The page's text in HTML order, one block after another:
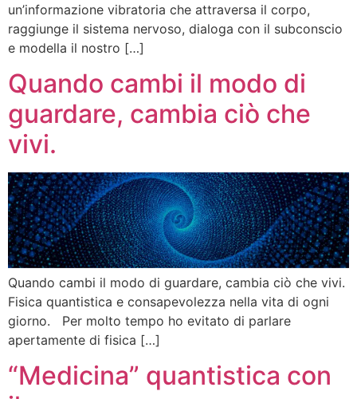
un’informazione vibratoria che attraversa il corpo,
raggiunge il sistema nervoso, dialoga con il subconscio
e modella il nostro […]
Quando cambi il modo di
guardare, cambia ciò che
vivi.
Quando cambi il modo di guardare, cambia ciò che vivi.
Fisica quantistica e consapevolezza nella vita di ogni
giorno. Per molto tempo ho evitato di parlare
apertamente di fisica […]
“Medicina” quantistica con